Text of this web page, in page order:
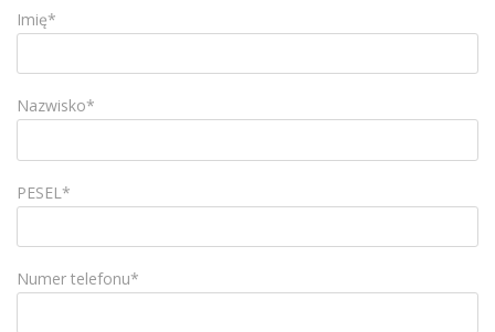
Imię*
Nazwisko*
PESEL*
Numer telefonu*